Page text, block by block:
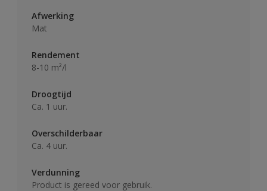
Afwerking
Mat
Rendement
8-10 m²/l
Droogtijd
Ca. 1 uur.
Overschilderbaar
Ca. 4 uur.
Verdunning
Product is gereed voor gebruik.